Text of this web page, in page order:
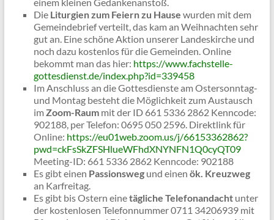
Die Liturgien zum Feiern zu Hause wurden mit dem
Gemeindebrief verteilt, das kam an Weihnachten sehr
gut an. Eine schöne Aktion unserer Landeskirche und
noch dazu kostenlos für die Gemeinden. Online
bekommt man das hier: https://www.fachstelle-
gottesdienst.de/index.php?id=339458
Im Anschluss an die Gottesdienste am Ostersonntag-
und Montag besteht die Möglichkeit zum Austausch
im Zoom-Raummit der ID 661 5336 2862 Kenncode:
902188, per Telefon: 0695 050 2596. Direktlink für
Online: https://eu01web.zoom.us/j/66153362862?
pwd=ckFsSkZFSHlueWFhdXNYNFN1Q0cyQT09
Meeting-ID: 661 5336 2862 Kenncode: 902188
Es gibt einen Passionswegund einen ök. Kreuzweg
an Karfreitag.
Es gibt bis Ostern einetägliche Telefonandachtunter
der kostenlosen Telefonnummer 0711 34206939 mit